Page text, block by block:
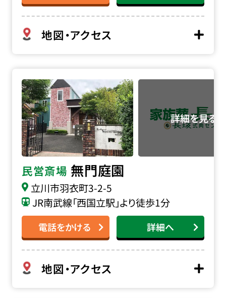
地図・アクセス
民営斎場 無門庭園
立川市羽衣町3-2-5
JR南武線「西国立駅」より徒歩1分
電話をかける 詳細へ
地図・アクセス